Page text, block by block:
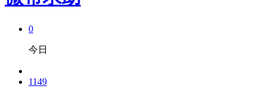
0
今日
1149